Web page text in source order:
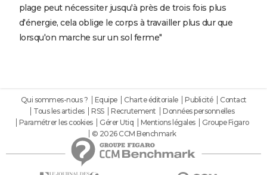
plage peut nécessiter jusqu'à près de trois fois plus
d'énergie, cela oblige le corps à travailler plus dur que
lorsqu'on marche sur un sol ferme"
Qui sommes-nous ? Equipe Charte éditoriale Publicité
Contact
Tous les articles
RSS Recrutement
Données personnelles
Paramétrer les cookies
Gérer Utiq Mentions légales
Groupe Figaro
© 2026 CCM Benchmark